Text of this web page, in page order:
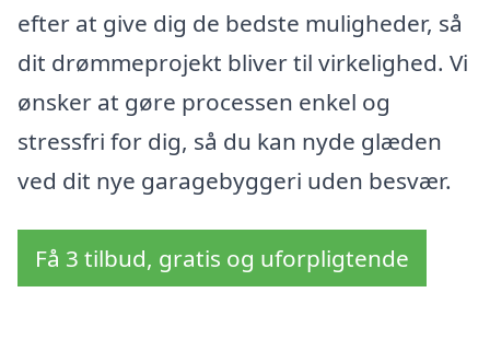
efter at give dig de bedste muligheder, så
dit drømmeprojekt bliver til virkelighed. Vi
ønsker at gøre processen enkel og
stressfri for dig, så du kan nyde glæden
ved dit nye garagebyggeri uden besvær.
Få 3 tilbud, gratis og uforpligtende